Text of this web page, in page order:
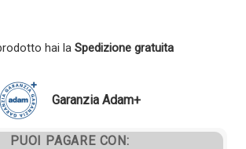
hai la Spedizione gratuita
Garanzia Adam+
PUOI PAGARE CON: